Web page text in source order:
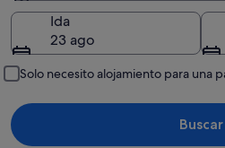
Destino
Ida
23 ago
Solo necesito alojamiento para una
Buscar